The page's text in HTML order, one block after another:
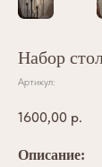
Набор
Артикул:
1600,00 р.
Описание: